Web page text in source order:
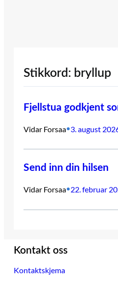
Stikkord: bryllup
Fjellstua godkjent
Vidar Forsaa•3. august
Send inn din hilsen
Vidar Forsaa•22. februar
Kontakt oss
Kontaktskjema